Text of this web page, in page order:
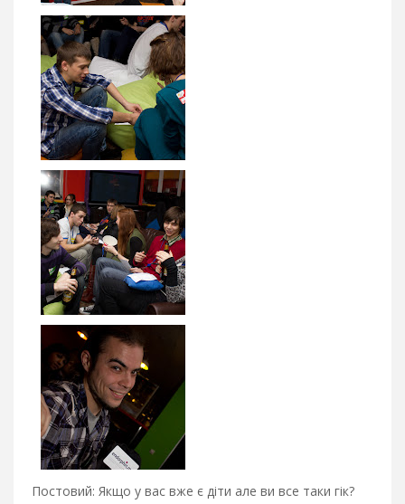
Постовий: Якщо у вас вже є діти але ви все таки гік?